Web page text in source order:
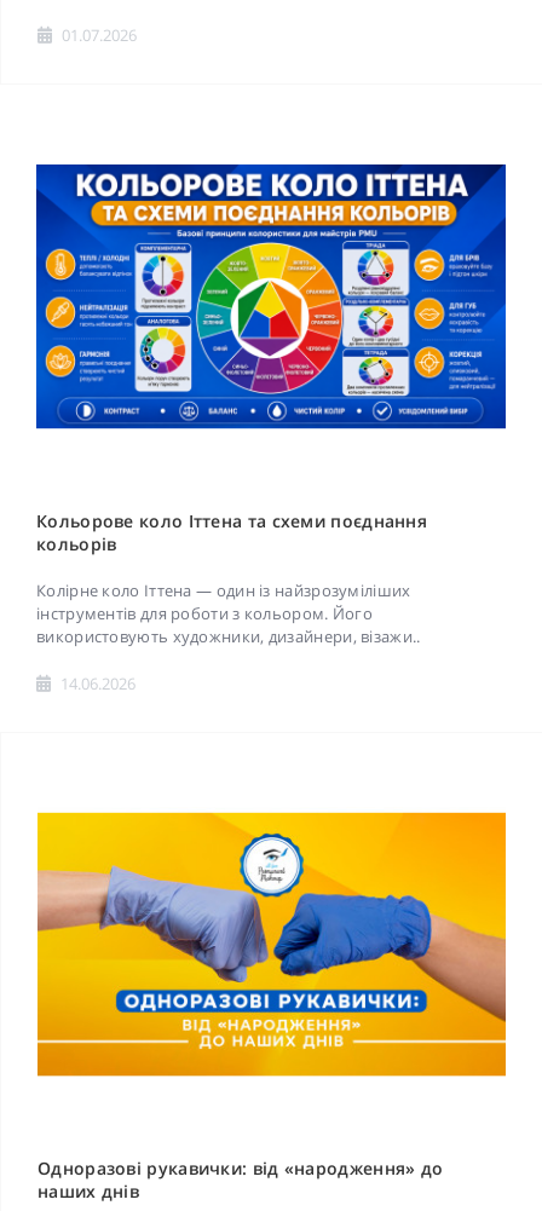
01.07.2026
Кольорове коло Іттена та схеми поєднання
кольорів
Колірне коло Іттена — один із найзрозуміліших
інструментів для роботи з кольором. Його
використовують художники, дизайнери, візажи..
14.06.2026
Одноразові рукавички: від «народження» до
наших днів